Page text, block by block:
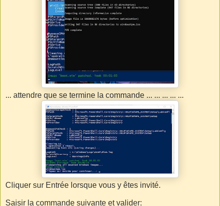
... attendre que se termine la commande ... ... ... ... ...
Cliquer sur Entrée lorsque vous y êtes invité.
Saisir la commande suivante et valider: